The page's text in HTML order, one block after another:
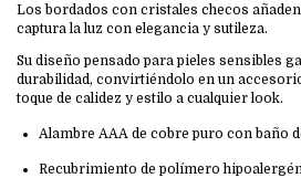
Los bordados con cristales checos
captura la luz con elegancia y sutileza.
Su diseño pensado para pieles sensibles
durabilidad, convirtiéndolo en un
toque de calidez y estilo a cualquier look.
Alambre AAA de cobre puro con baño
Recubrimiento de polímero